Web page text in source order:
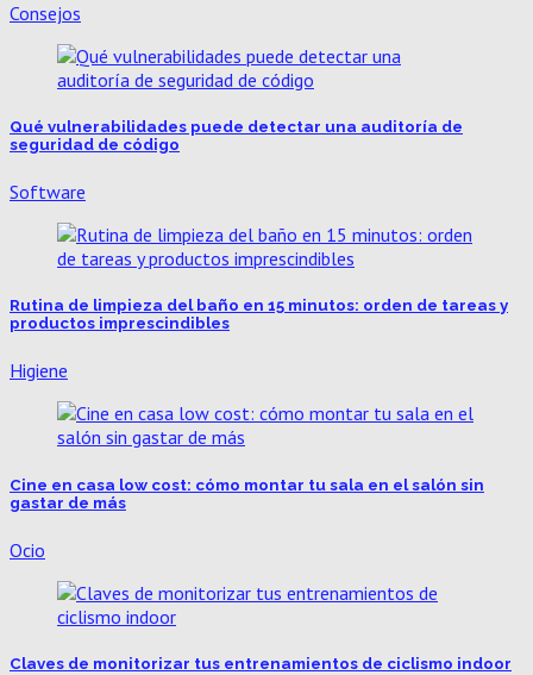
Consejos
Qué vulnerabilidades puede detectar una auditoría de
seguridad de código
Software
Rutina de limpieza del baño en 15 minutos: orden de tareas y
productos imprescindibles
Higiene
Cine en casa low cost: cómo montar tu sala en el salón sin
gastar de más
Ocio
Claves de monitorizar tus entrenamientos de ciclismo indoor